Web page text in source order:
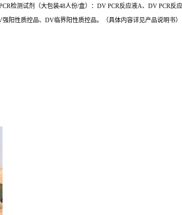
检测试剂（大包装48人份/盒）：DV PCR反应液A、DV PCR
阳性质控品、DV临界阳性质控品。（具体内容详见产品说明书）